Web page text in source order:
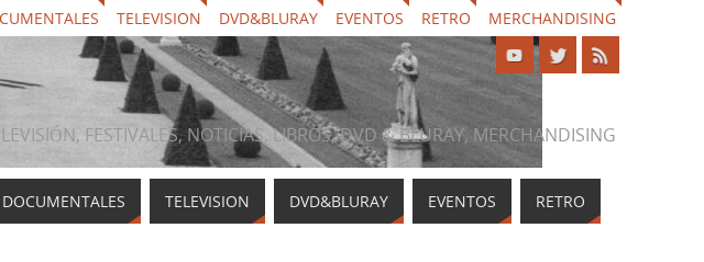
TELEVISION DVD&BLURAY EVENTOS RETRO MERCHANDISING
FESTIVALES, NOTICIAS, LIBROS, DVD & BLURAY, MERCHANDISING
DOCUMENTALES TELEVISION DVD&BLURAY EVENTOS RETRO